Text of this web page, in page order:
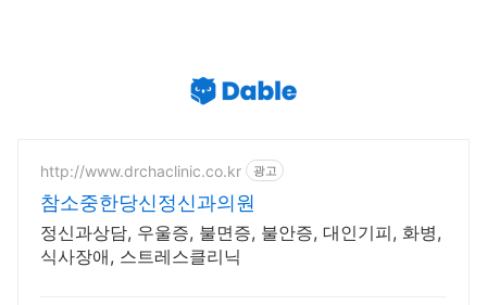
http://www.drchaclinic.co.kr 광고
참소중한당신정신과의원
정신과상담, 우울증, 불면증, 불안증, 대인기피, 화병,
식사장애, 스트레스클리닉